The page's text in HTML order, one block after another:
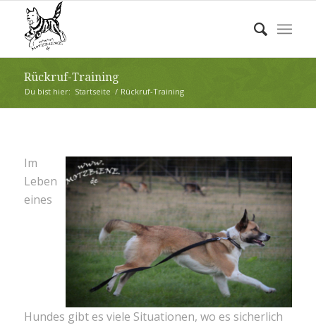
Rückruf-Training
Du bist hier: Startseite / Rückruf-Training
Im
Leben
eines
Hundes gibt es viele Situationen, wo es sicherlich